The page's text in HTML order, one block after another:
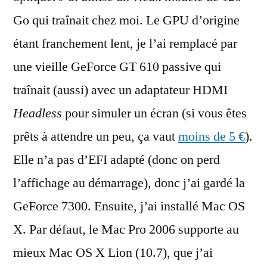
Go qui traînait chez moi. Le GPU d’origine
étant franchement lent, je l’ai remplacé par
une vieille GeForce GT 610 passive qui
traînait (aussi) avec un adaptateur HDMI
Headless pour simuler un écran (si vous êtes
prêts à attendre un peu, ça vautmoins de 5 €).
Elle n’a pas d’EFI adapté (donc on perd
l’affichage au démarrage), donc j’ai gardé la
GeForce 7300. Ensuite, j’ai installé Mac OS
X. Par défaut, le Mac Pro 2006 supporte au
mieux Mac OS X Lion (10.7), que j’ai